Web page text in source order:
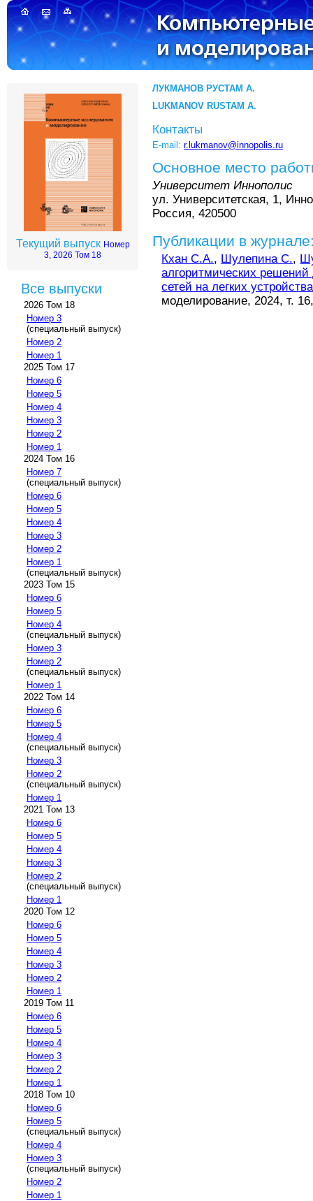
Текущий выпуск Номер
3, 2026 Том 18
Все выпуски
2026 Том 18
Номер 3
(специальный выпуск)
Номер 2
Номер 1
2025 Том 17
Номер 6
Номер 5
Номер 4
Номер 3
Номер 2
Номер 1
2024 Том 16
Номер 7
(специальный выпуск)
Номер 6
Номер 5
Номер 4
Номер 3
Номер 2
Номер 1
(специальный выпуск)
2023 Том 15
Номер 6
Номер 5
Номер 4
(специальный выпуск)
Номер 3
Номер 2
(специальный выпуск)
Номер 1
2022 Том 14
Номер 6
Номер 5
Номер 4
(специальный выпуск)
Номер 3
Номер 2
(специальный выпуск)
Номер 1
2021 Том 13
Номер 6
Номер 5
Номер 4
Номер 3
Номер 2
(специальный выпуск)
Номер 1
2020 Том 12
Номер 6
Номер 5
Номер 4
Номер 3
Номер 2
Номер 1
2019 Том 11
Номер 6
Номер 5
Номер 4
Номер 3
Номер 2
Номер 1
2018 Том 10
Номер 6
Номер 5
(специальный выпуск)
Номер 4
Номер 3
(специальный выпуск)
Номер 2
Номер 1
ЛУКМАНОВ РУСТАМ А.
LUKMANOV RUSTAM A.
Контакты
E-mail: r.lukmanov@innopolis.ru
Основное место
Университет Иннополис
ул. Университетская, 1,
Россия, 420500
Публикации в
Кхан С.А., Шулепина С.,
алгоритмических
сетей на легких
моделирование, 2024, т.